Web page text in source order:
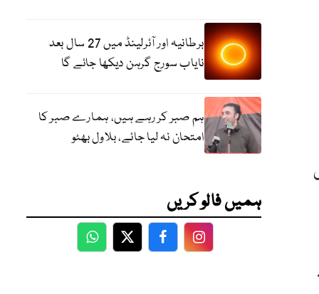
برطانیہ اور آئرلینڈ میں 27 سال بعد
نایاب سورج گرہن دیکھا جائے گا
ہم صبر کر رہے ہیں، ہمارے صبر کا
امتحان نہ لیا جائے، بلاول بھٹو
ہمیں فالو کریں
WhatsApp
TwitterFacebookFacebook